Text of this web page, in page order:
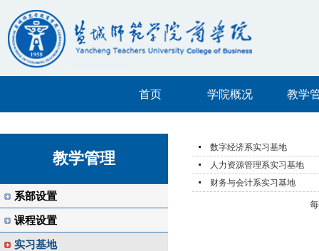
首页 学院概况 教学
教学管理
系部设置
课程设置
实习基地
数字经济系实习基地
人力资源管理系实习基地
财务与会计系实习基地